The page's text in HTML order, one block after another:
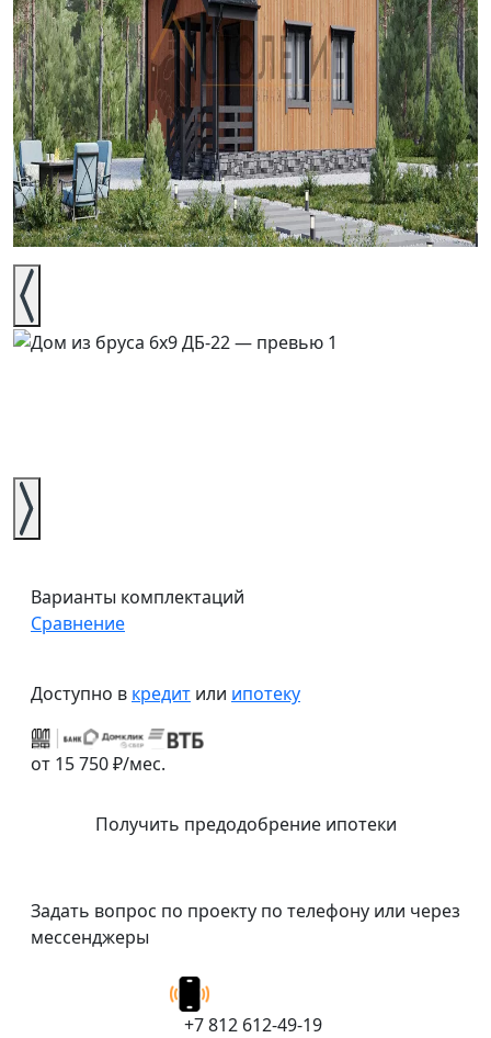
Варианты комплектаций
Сравнение
Доступно в кредит или ипотеку
от 15 750 ₽/мес.
Получить предодобрение ипотеки
Задать вопрос по проекту по телефону или через
мессенджеры
+7 812 612-49-19